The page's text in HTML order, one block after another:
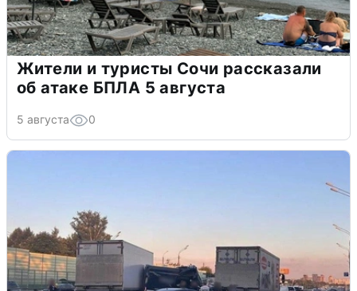
Жители и туристы Сочи рассказали
об атаке БПЛА 5 августа
5 августа 0